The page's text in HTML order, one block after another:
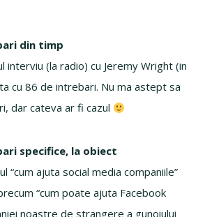
din timp
interviu (la radio) cu Jeremy Wright (in
cu 86 de intrebari. Nu ma astept sa
dar cateva ar fi cazul
specifice, la obiect
“cum ajuta social media companiile”
“cum poate ajuta Facebook
noastre de strangere a gunoiului